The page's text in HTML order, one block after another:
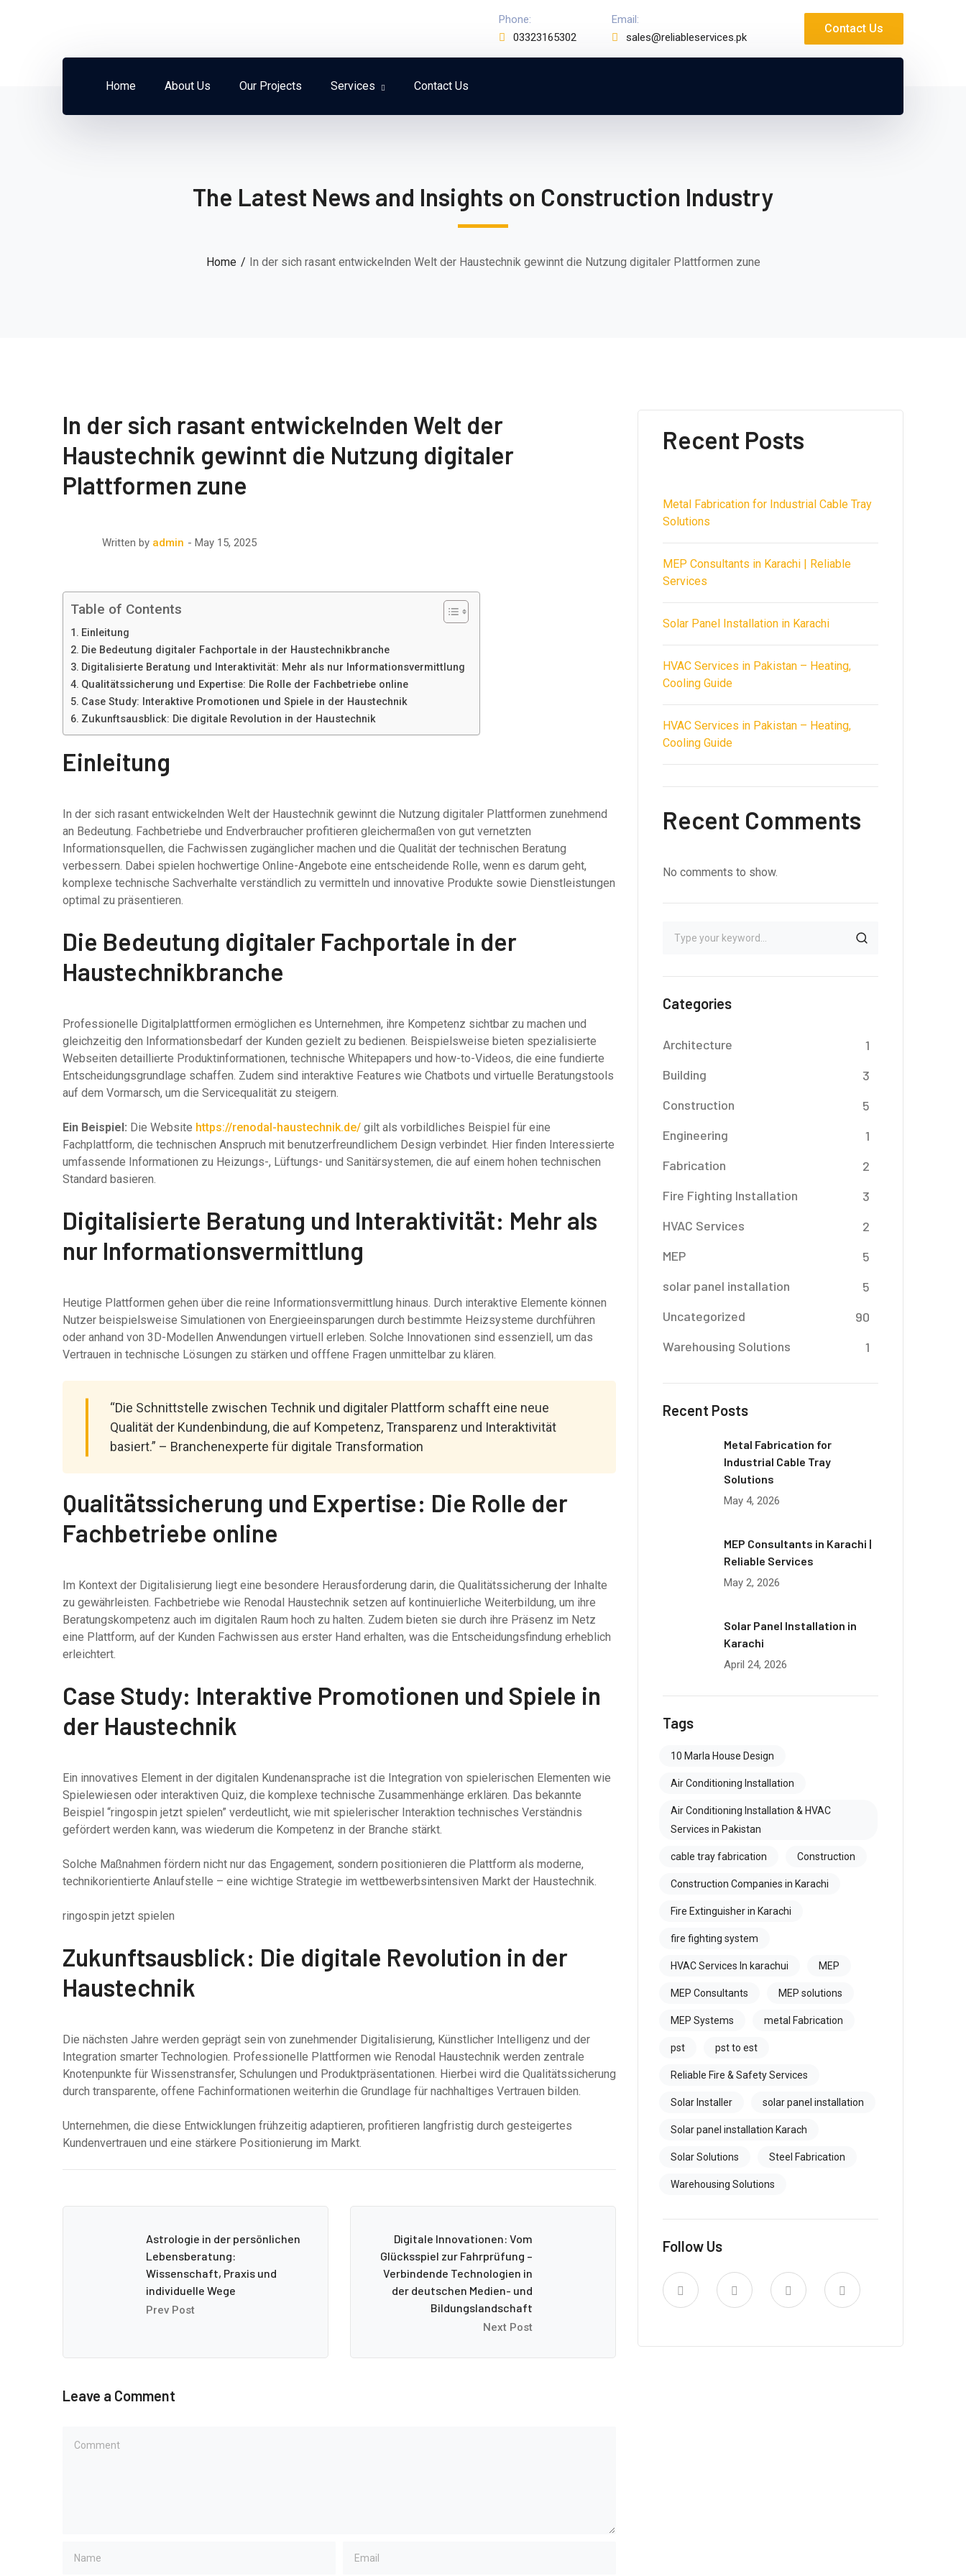
Phone:
03323165302
Email:
sales@reliableservices.pk
Contact Us
Home About Us Our Projects Services Contact Us
The Latest News and Insights on Construction Industry
Home In der sich rasant entwickelnden Welt der Haustechnik gewinnt die Nutzung digitaler Plattformen zune
In der sich rasant entwickelnden Welt der
Haustechnik gewinnt die Nutzung digitaler
Plattformen zune
Written by admin May 15, 2025
Table of Contents
Einleitung
Die Bedeutung digitaler Fachportale in der Haustechnikbranche
Digitalisierte Beratung und Interaktivität: Mehr als nur Informationsvermittlung
Qualitätssicherung und Expertise: Die Rolle der Fachbetriebe online
Case Study: Interaktive Promotionen und Spiele in der Haustechnik
Zukunftsausblick: Die digitale Revolution in der Haustechnik
Einleitung
In der sich rasant entwickelnden Welt der Haustechnik gewinnt die Nutzung digitaler Plattformen zunehmend
an Bedeutung. Fachbetriebe und Endverbraucher profitieren gleichermaßen von gut vernetzten
Informationsquellen, die Fachwissen zugänglicher machen und die Qualität der technischen Beratung
verbessern. Dabei spielen hochwertige Online-Angebote eine entscheidende Rolle, wenn es darum geht,
komplexe technische Sachverhalte verständlich zu vermitteln und innovative Produkte sowie Dienstleistungen
optimal zu präsentieren.
Die Bedeutung digitaler Fachportale in der
Haustechnikbranche
Professionelle Digitalplattformen ermöglichen es Unternehmen, ihre Kompetenz sichtbar zu machen und
gleichzeitig den Informationsbedarf der Kunden gezielt zu bedienen. Beispielsweise bieten spezialisierte
Webseiten detaillierte Produktinformationen, technische Whitepapers und how-to-Videos, die eine fundierte
Entscheidungsgrundlage schaffen. Zudem sind interaktive Features wie Chatbots und virtuelle Beratungstools
auf dem Vormarsch, um die Servicequalität zu steigern.
Ein Beispiel: Die Website https://renodal-haustechnik.de/ gilt als vorbildliches Beispiel für eine
Fachplattform, die technischen Anspruch mit benutzerfreundlichem Design verbindet. Hier finden Interessierte
umfassende Informationen zu Heizungs-, Lüftungs- und Sanitärsystemen, die auf einem hohen technischen
Standard basieren.
Digitalisierte Beratung und Interaktivität: Mehr als
nur Informationsvermittlung
Heutige Plattformen gehen über die reine Informationsvermittlung hinaus. Durch interaktive Elemente können
Nutzer beispielsweise Simulationen von Energieeinsparungen durch bestimmte Heizsysteme durchführen
oder anhand von 3D-Modellen Anwendungen virtuell erleben. Solche Innovationen sind essenziell, um das
Vertrauen in technische Lösungen zu stärken und offfene Fragen unmittelbar zu klären.
“Die Schnittstelle zwischen Technik und digitaler Plattform schafft eine neue
Qualität der Kundenbindung, die auf Kompetenz, Transparenz und Interaktivität
basiert.” – Branchenexperte für digitale Transformation
Qualitätssicherung und Expertise: Die Rolle der
Fachbetriebe online
Im Kontext der Digitalisierung liegt eine besondere Herausforderung darin, die Qualitätssicherung der Inhalte
zu gewährleisten. Fachbetriebe wie Renodal Haustechnik setzen auf kontinuierliche Weiterbildung, um ihre
Beratungskompetenz auch im digitalen Raum hoch zu halten. Zudem bieten sie durch ihre Präsenz im Netz
eine Plattform, auf der Kunden Fachwissen aus erster Hand erhalten, was die Entscheidungsfindung erheblich
erleichtert.
Case Study: Interaktive Promotionen und Spiele in
der Haustechnik
Ein innovatives Element in der digitalen Kundenansprache ist die Integration von spielerischen Elementen wie
Spielewiesen oder interaktiven Quiz, die komplexe technische Zusammenhänge erklären. Das bekannte
Beispiel “ringospin jetzt spielen” verdeutlicht, wie mit spielerischer Interaktion technisches Verständnis
gefördert werden kann, was wiederum die Kompetenz in der Branche stärkt.
Solche Maßnahmen fördern nicht nur das Engagement, sondern positionieren die Plattform als moderne,
technikorientierte Anlaufstelle – eine wichtige Strategie im wettbewerbsintensiven Markt der Haustechnik.
ringospin jetzt spielen
Zukunftsausblick: Die digitale Revolution in der
Haustechnik
Die nächsten Jahre werden geprägt sein von zunehmender Digitalisierung, Künstlicher Intelligenz und der
Integration smarter Technologien. Professionelle Plattformen wie Renodal Haustechnik werden zentrale
Knotenpunkte für Wissenstransfer, Schulungen und Produktpräsentationen. Hierbei wird die Qualitätssicherung
durch transparente, offene Fachinformationen weiterhin die Grundlage für nachhaltiges Vertrauen bilden.
Unternehmen, die diese Entwicklungen frühzeitig adaptieren, profitieren langfristig durch gesteigertes
Kundenvertrauen und eine stärkere Positionierung im Markt.
Astrologie in der persönlichen
Lebensberatung:
Wissenschaft, Praxis und
individuelle Wege
Prev Post
Digitale Innovationen: Vom
Glücksspiel zur Fahrprüfung –
Verbindende Technologien in
der deutschen Medien- und
Bildungslandschaft
Next Post
Leave a Comment
Recent Posts
Metal Fabrication for Industrial Cable Tray
Solutions
MEP Consultants in Karachi | Reliable
Services
Solar Panel Installation in Karachi
HVAC Services in Pakistan – Heating,
Cooling Guide
HVAC Services in Pakistan – Heating,
Cooling Guide
Recent Comments
No comments to show.
Categories
Architecture
1
Building
3
Construction
5
Engineering
1
Fabrication
2
Fire Fighting Installation
3
HVAC Services
2
MEP
5
solar panel installation
5
Uncategorized
90
Warehousing Solutions
1
Recent Posts
Metal Fabrication for
Industrial Cable Tray
Solutions
May 4, 2026
MEP Consultants in Karachi |
Reliable Services
May 2, 2026
Solar Panel Installation in
Karachi
April 24, 2026
Tags
10 Marla House Design
Air Conditioning Installation
Air Conditioning Installation & HVAC
Services in Pakistan
cable tray fabrication Construction
Construction Companies in Karachi
Fire Extinguisher in Karachi
fire fighting system
HVAC Services In karachui MEP
MEP Consultants MEP solutions
MEP Systems metal Fabrication
pst pst to est
Reliable Fire & Safety Services
Solar Installer solar panel installation
Solar panel installation Karach
Solar Solutions Steel Fabrication
Warehousing Solutions
Follow Us